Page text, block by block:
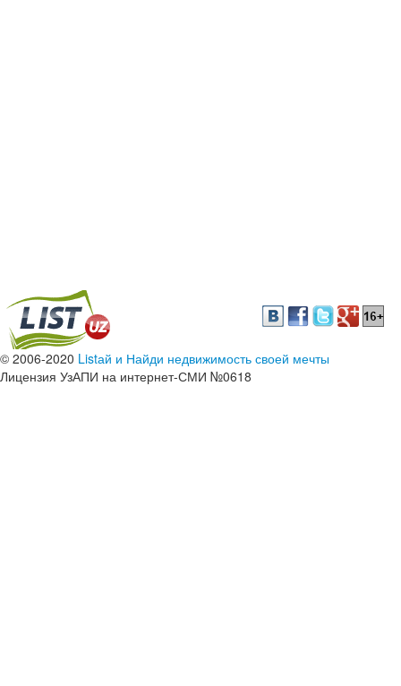
© 2006-2020 Listай и Найди недвижимость своей мечты
Лицензия УзАПИ на интернет-СМИ №0618